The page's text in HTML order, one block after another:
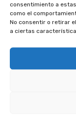
consentimiento a
como el
No consentir o retirar
a ciertas
inmediata de
afectadas, la
revisión
transacciones